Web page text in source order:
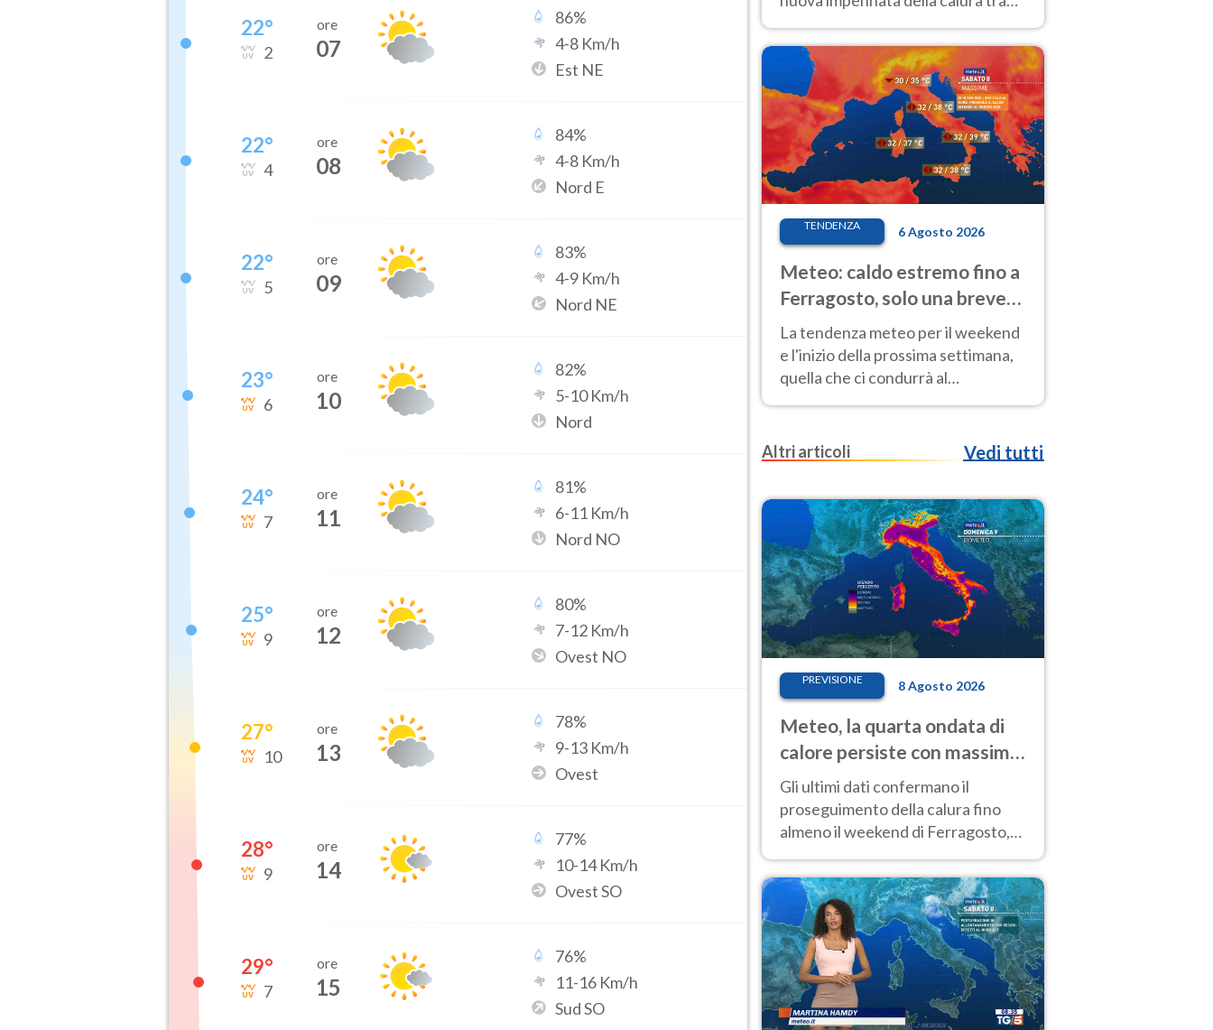
22°
2
ore
07
86%
4-8 Km/h
Est NE
22°
4
ore
08
84%
4-8 Km/h
Nord E
22°
5
ore
09
83%
4-9 Km/h
Nord NE
23°
6
ore
10
82%
5-10Km/h
Nord
24°
7
ore
11
81%
6-11 Km/h
Nord NO
25°
9
ore
12
80%
7-12 Km/h
Ovest NO
27°
10
ore
13
78%
9-13 Km/h
Ovest
28°
9
ore
14
77%
10-14Km/h
Ovest SO
29°
7
ore
15
76%
11-16 Km/h
Sud SO
anche al Nord.
TENDENZA 6 Agosto 2026
Meteo: caldo estremo fino a
Ferragosto, solo una breve
pausa. Ecco dove
La tendenza meteo per il weekend
e l'inizio della prossima settimana,
quella che ci condurrà al
Ferragosto, vede ancora
Altri articoli
Vedi tutti
PREVISIONE 8 Agosto 2026
Meteo, la quarta ondata di
calore persiste con massime
sempre molto elevate
Gli ultimi dati confermano il
proseguimento della calura fino
almeno il weekend di Ferragosto,
intensificazione prossima
settimana